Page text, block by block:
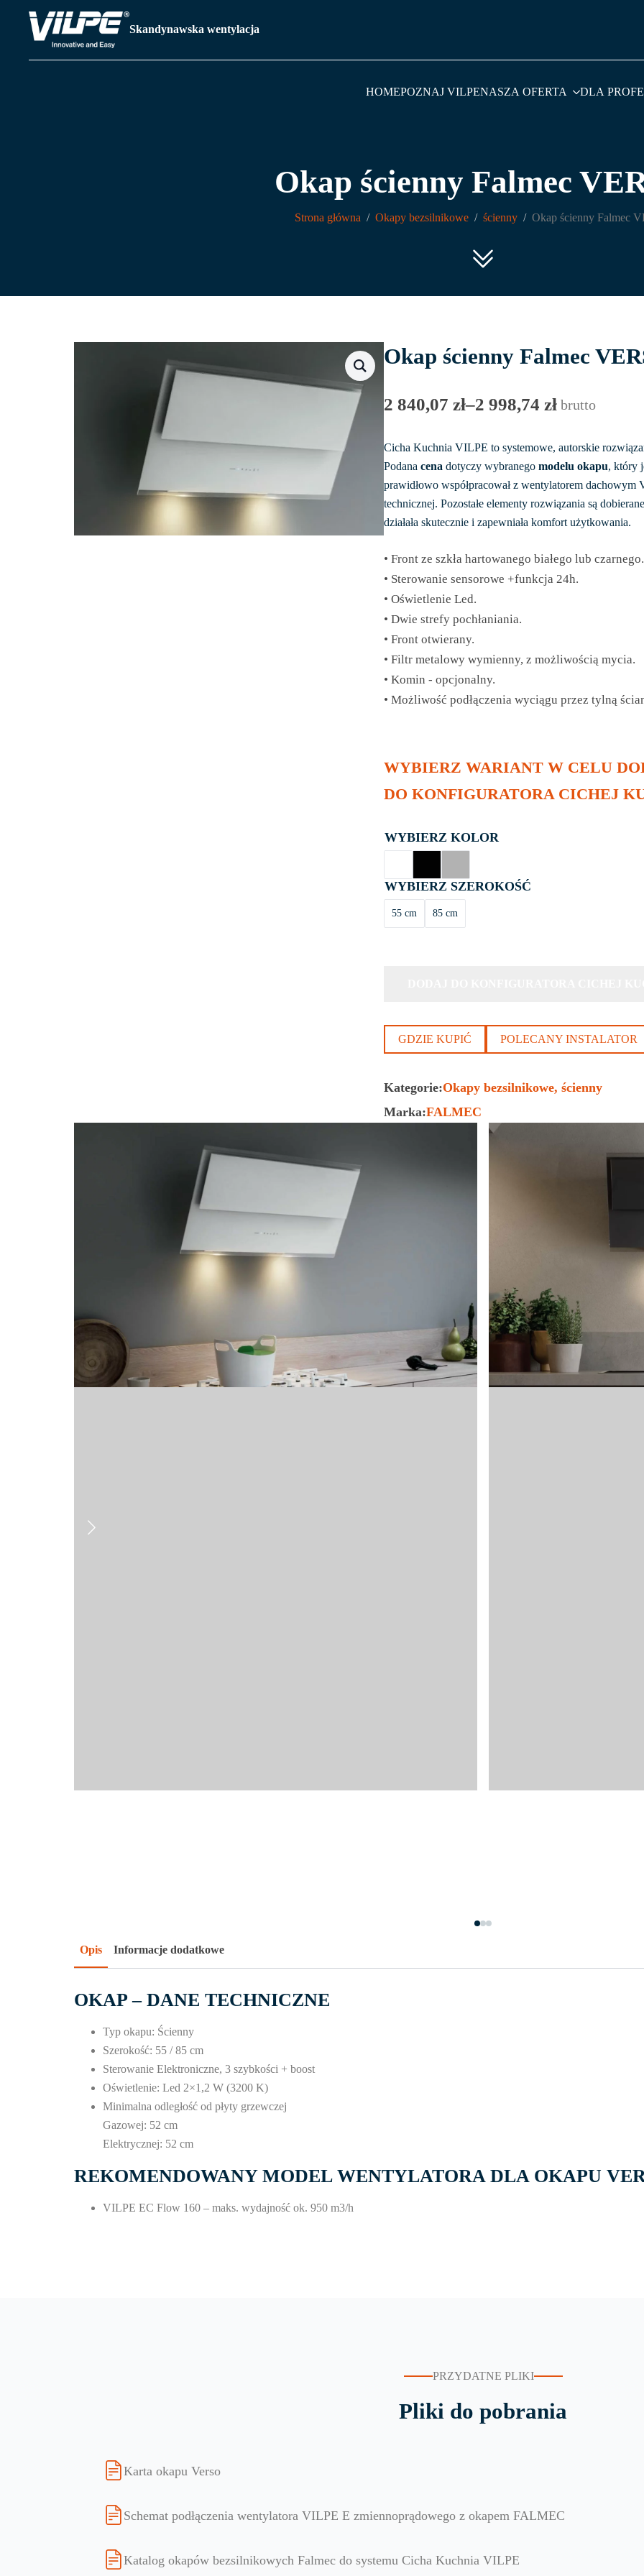
Skandynawska wentylacja
HOMEPOZNAJ VILPENASZA OFERTA DLA
Okap ścienny Falmec
Strona główna Okapy bezsilnikowe ścienny Okap ścienny Falmec
Okap ścienny Falmec
2 840,07 zł–2 998,74 zł
Zakres
od
2
840,07 zł
do
998,74 zł
brutto
Cicha Kuchnia VILPE to systemowe, autorskie
Podanacena dotyczy wybranegomodelu okapu, który
prawidłowo współpracował z wentylatorem
technicznej. Pozostałe elementy rozwiązania są
działała skutecznie i zapewniała komfort użytkowania.
• Front ze szkła hartowanego białego lub czarnego.
• Sterowanie sensorowe +funkcja 24h.
• Oświetlenie Led.
• Dwie strefy pochłaniania.
• Front otwierany.
• Filtr metalowy wymienny, z możliwością mycia.
• Komin - opcjonalny.
• Możliwość podłączenia wyciągu przez tylną
WYBIERZ WARIANT W CELU
DO KONFIGURATORA CICHEJ
KOLOR
SZEROKOŚĆ
55 cm 85 cm
GDZIE KUPIĆ POLECANY INSTALATOR
Kategorie:Okapy bezsilnikowe ścienny
Marka:FALMEC
Opis Informacje dodatkowe
OKAP – DANE TECHNICZNE
Typ okapu: Ścienny
Szerokość: 55 / 85 cm
Sterowanie Elektroniczne, 3 szybkości + boost
Oświetlenie: Led 2×1,2 W (3200 K)
Minimalna odległość od płyty grzewczej
Gazowej: 52 cm
Elektrycznej: 52 cm
REKOMENDOWANY MODEL WENTYLATORA DLA OKAPU
VILPE EC Flow 160 – maks. wydajność ok. 950 m3/h
PRZYDATNE PLIKI
Pliki do pobrania
Karta okapu Verso
Schemat podłączenia wentylatora VILPE E zmiennoprądowego z okapem FALMEC
Katalog okapów bezsilnikowych Falmec do systemu Cicha Kuchnia VILPE